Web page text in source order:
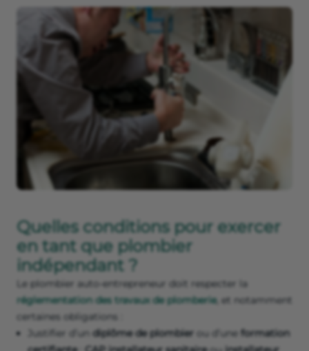
Quelles conditions pour exercer
en tant que plombier
indépendant ?
Le plombier auto-entrepreneur doit respecter la
réglementation des travaux de plomberie, et notamment
certaines obligations :
Justifier d’un diplôme de plombier ou d’une formation